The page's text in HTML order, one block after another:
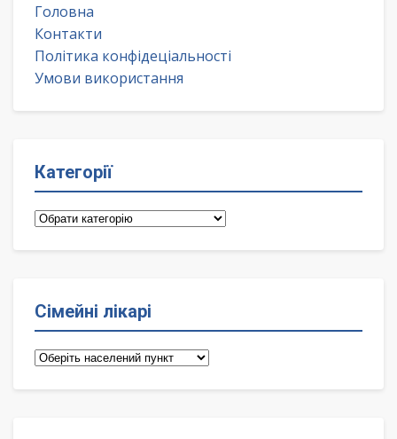
Головна
Контакти
Політика конфідеціальності
Умови використання
Категорії
Категорії
Сімейні лікарі
Сімейні